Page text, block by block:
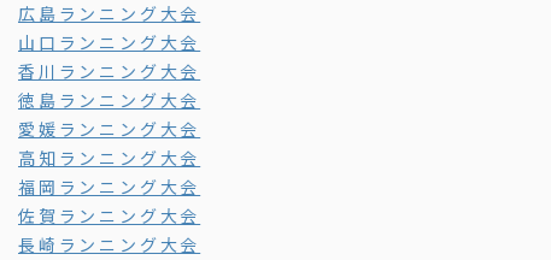
広島ランニング大会
山口ランニング大会
香川ランニング大会
徳島ランニング大会
愛媛ランニング大会
高知ランニング大会
福岡ランニング大会
佐賀ランニング大会
長崎ランニング大会